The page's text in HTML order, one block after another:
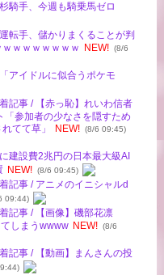
騎手、今週も騎乗馬ゼロ
転手、儲かりまくることが判
ｗｗｗｗｗｗｗ
NEW! (8/6
アイドルに似合うポケモ
記事 / 【赤っ恥】れいわ信者
「参加者の少なさを隠すため
てて草」
NEW! (8/6 09:45)
建設費2兆円の日本最大級AI
NEW! (8/6 09:45)
記事 / アニメのイニシャルd
09:44)
記事 / 【画像】磯部花凛
しまうwwww NEW! (8/6
記事 / 【動画】まんさんの投